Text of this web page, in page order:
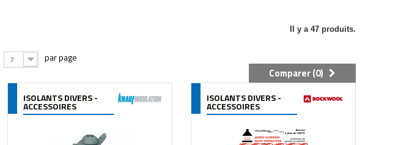
Il y a 47 produits.
7
Comparer (0)
ISOLANTS DIVERS -
ACCESSOIRES
ISOLANTS DIVERS -
ACCESSOIRES